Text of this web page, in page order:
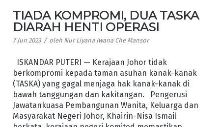
TIADA KOMPROMI, DUA TASKA
DIARAH HENTI OPERASI
7 Jun 2023 / oleh Nur Liyana Iwana Che Mansor
ISKANDAR PUTERI — Kerajaan Johor tidak
berkompromi kepada taman asuhan kanak-kanak
(TASKA) yang gagal menjaga hak kanak-kanak di
bawah tanggungan dan kakitangan. Pengerusi
Jawatankuasa Pembangunan Wanita, Keluarga dan
Masyarakat Negeri Johor, Khairin-Nisa Ismail